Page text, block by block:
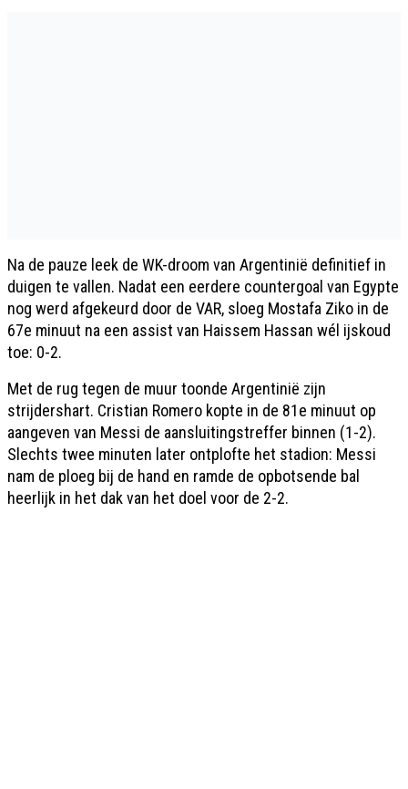
Na de pauze leek de WK-droom van Argentinië definitief in
duigen te vallen. Nadat een eerdere countergoal van Egypte
nog werd afgekeurd door de VAR, sloeg Mostafa Ziko in de
67e minuut na een assist van Haissem Hassan wél ijskoud
toe: 0-2.
Met de rug tegen de muur toonde Argentinië zijn
strijdershart. Cristian Romero kopte in de 81e minuut op
aangeven van Messi de aansluitingstreffer binnen (1-2).
Slechts twee minuten later ontplofte het stadion: Messi
nam de ploeg bij de hand en ramde de opbotsende bal
heerlijk in het dak van het doel voor de 2-2.